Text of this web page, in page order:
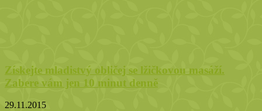
Získejte mladistvý obličej se lžičkovou masáží.
Zabere vám jen 10 minut denně
29.11.2015